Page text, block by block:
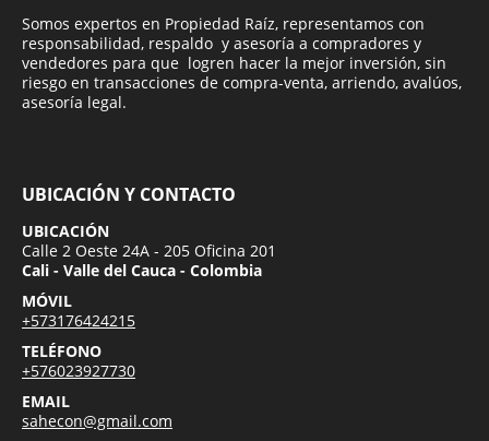
Somos expertos en Propiedad Raíz, representamos con
responsabilidad, respaldo y asesoría a compradores y
vendedores para que logren hacer la mejor inversión, sin
riesgo en transacciones de compra-venta, arriendo, avalúos,
asesoría legal.
UBICACIÓN Y CONTACTO
UBICACIÓN
Calle 2 Oeste 24A - 205 Oficina 201
Cali - Valle del Cauca - Colombia
MÓVIL
+573176424215
TELÉFONO
+576023927730
EMAIL
sahecon@gmail.com